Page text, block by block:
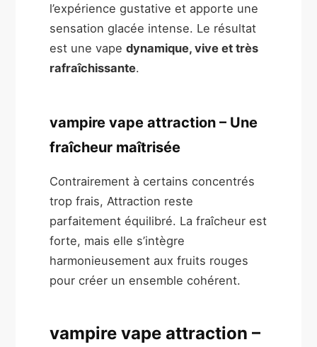
l’expérience gustative et apporte une
sensation glacée intense. Le résultat
est une vapedynamique, vive et très
rafraîchissante.
vampire vape attraction – Une
fraîcheur maîtrisée
Contrairement à certains concentrés
trop frais, Attraction reste
parfaitement équilibré. La fraîcheur est
forte, mais elle s’intègre
harmonieusement aux fruits rouges
pour créer un ensemble cohérent.
vampire vape attraction –